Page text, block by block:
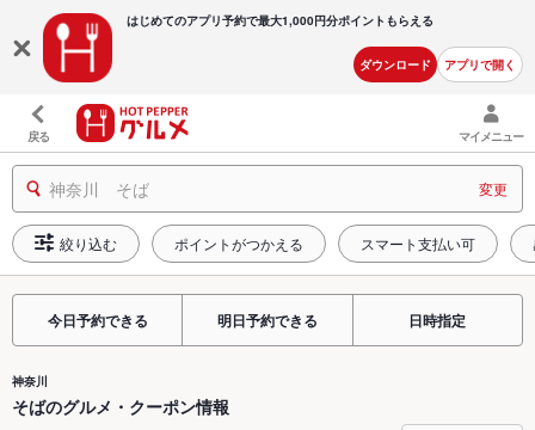
はじめてのアプリ予約で最大1,000円分ポイントもらえる
ダウンロード アプリで開く
戻る マイメニュー
神奈川 そば 変更
絞り込む ポイントがつかえる スマート支払い可
今日予約できる 明日予約できる 日時指定
神奈川
そばのグルメ・クーポン情報